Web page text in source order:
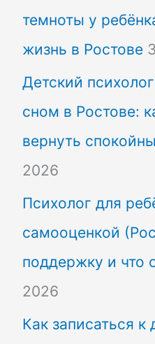
темноты у
жизнь в Ростове
Детский
сном в Ростове:
вернуть
2026
Психолог для
самооценкой
поддержку и что
2026
Как записаться к